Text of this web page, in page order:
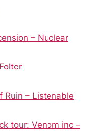
– Nuclear
Ruin – Listenable
tour: Venom inc –